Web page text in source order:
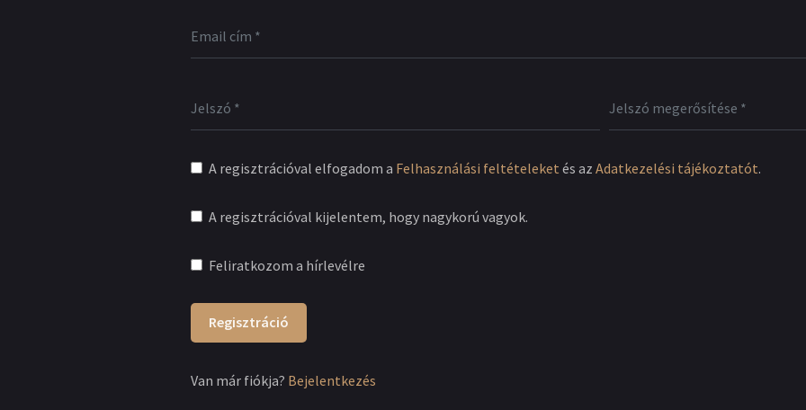
A regisztrációval elfogadom a Felhasználási feltételeket és az Adatkezelési tájékoztatót.
A regisztrációval kijelentem, hogy nagykorú vagyok.
Feliratkozom a hírlevélre
Regisztráció
Van már fiókja? Bejelentkezés